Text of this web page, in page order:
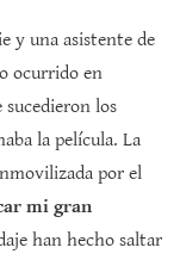
y una asistente de
ocurrido en
sucedieron los
la película. La
por el
mi gran
han hecho saltar